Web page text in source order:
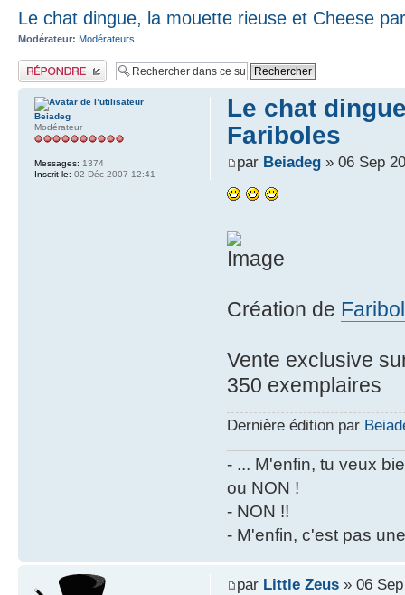
Le chat dingue, la mouette rieuse et Cheese
Modérateur: Modérateurs
Publier une réponse
Le chat
Fariboles
par Beiadeg» 06 Sep
Création de
Vente exclusive
350 exemplaires
Dernière édition par
- ... M'enfin, tu veux
ou NON !
- NON !!
- M'enfin, c'est pas
Beiadeg
Modérateur
Messages: 1374
Inscrit le: 02 Déc 2007 12:41
par Little Zeus» 06 Sep